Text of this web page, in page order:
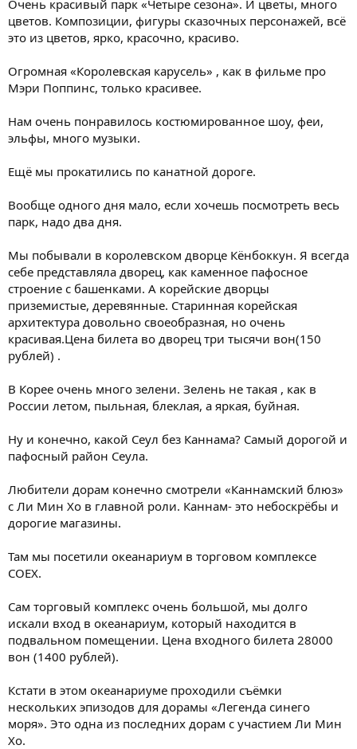
Очень красивый парк «Четыре сезона». И цветы, много
цветов. Композиции, фигуры сказочных персонажей, всё
это из цветов, ярко, красочно, красиво.
Огромная «Королевская карусель» , как в фильме про
Мэри Поппинс, только красивее.
Нам очень понравилось костюмированное шоу, феи,
эльфы, много музыки.
Ещё мы прокатились по канатной дороге.
Вообще одного дня мало, если хочешь посмотреть весь
парк, надо два дня.
Мы побывали в королевском дворце Кёнбоккун. Я всегда
себе представляла дворец, как каменное пафосное
строение с башенками. А корейские дворцы
приземистые, деревянные. Старинная корейская
архитектура довольно своеобразная, но очень
красивая.Цена билета во дворец три тысячи вон(150
рублей) .
В Корее очень много зелени. Зелень не такая , как в
России летом, пыльная, блеклая, а яркая, буйная.
Ну и конечно, какой Сеул без Каннама? Самый дорогой и
пафосный район Сеула.
Любители дорам конечно смотрели «Каннамский блюз»
с Ли Мин Хо в главной роли. Каннам- это небоскрёбы и
дорогие магазины.
Там мы посетили океанариум в торговом комплексе
COEX.
Сам торговый комплекс очень большой, мы долго
искали вход в океанариум, который находится в
подвальном помещении. Цена входного билета 28000
вон (1400 рублей).
Кстати в этом океанариуме проходили съёмки
нескольких эпизодов для дорамы «Легенда синего
моря». Это одна из последних дорам с участием Ли Мин
Хо.